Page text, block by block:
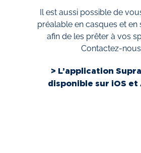
Il est aussi possible de
préalable en casques et en
afin de les prêter à vos
Contactez-
> L’application
disponible sur iOS et